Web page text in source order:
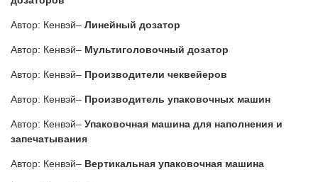
Автор: Кенвэй– Линейный дозатор
Автор: Кенвэй– Мультиголовочный дозатор
Автор: Кенвэй– Производители чеквейеров
Автор: Кенвэй– Производитель упаковочных машин
Автор: Кенвэй– Упаковочная машина для наполнения и
запечатывания
Автор: Кенвэй– Вертикальная упаковочная машина